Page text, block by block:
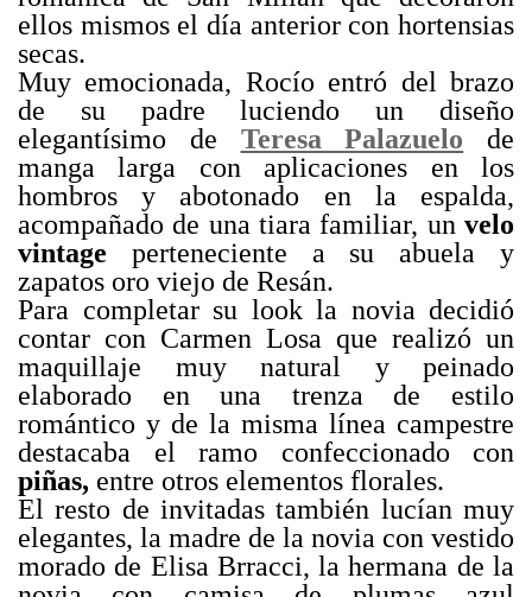
ellos mismos el día anterior con hortensias
secas.
Muy emocionada, Rocío entró del brazo
de su padre luciendo un diseño
elegantísimo de Teresa Palazuelo de
manga larga con aplicaciones en los
hombros y abotonado en la espalda,
acompañado de una tiara familiar, un velo
vintage perteneciente a su abuela y
zapatos oro viejo de Resán.
Para completar su look la novia decidió
contar con Carmen Losa que realizó un
maquillaje muy natural y peinado
elaborado en una trenza de estilo
romántico y de la misma línea campestre
destacaba el ramo confeccionado con
piñas, entre otros elementos florales.
El resto de invitadas también lucían muy
elegantes, la madre de la novia con vestido
morado de Elisa Brracci, la hermana de la